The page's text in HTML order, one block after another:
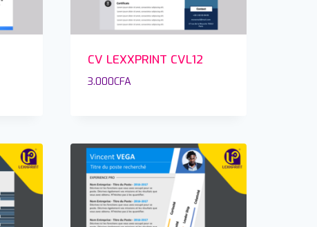
CV LEXXPRINT CVL12
3.000CFA